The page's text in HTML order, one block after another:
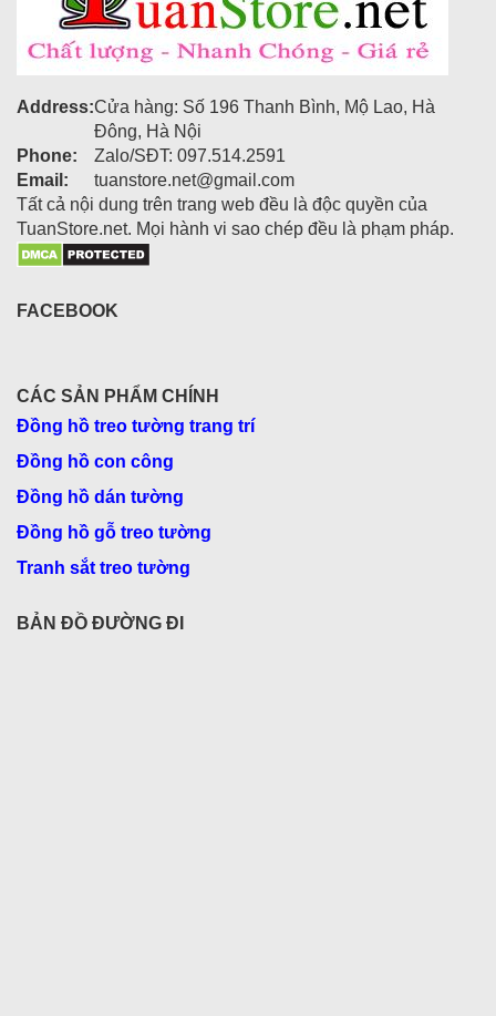
Address:Cửa hàng: Số 196 Thanh Bình, Mộ Lao, Hà
Đông, Hà Nội
Phone:
Zalo/SĐT: 097.514.2591
Email:
tuanstore.net@gmail.com
Tất cả nội dung trên trang web đều là độc quyền của
TuanStore.net. Mọi hành vi sao chép đều là phạm pháp.
FACEBOOK
CÁC SẢN PHẨM CHÍNH
Đồng hồ treo tường trang trí
Đồng hồ con công
Đồng hồ dán tường
Đồng hồ gỗ treo tường
Tranh sắt treo tường
BẢN ĐỒ ĐƯỜNG ĐI